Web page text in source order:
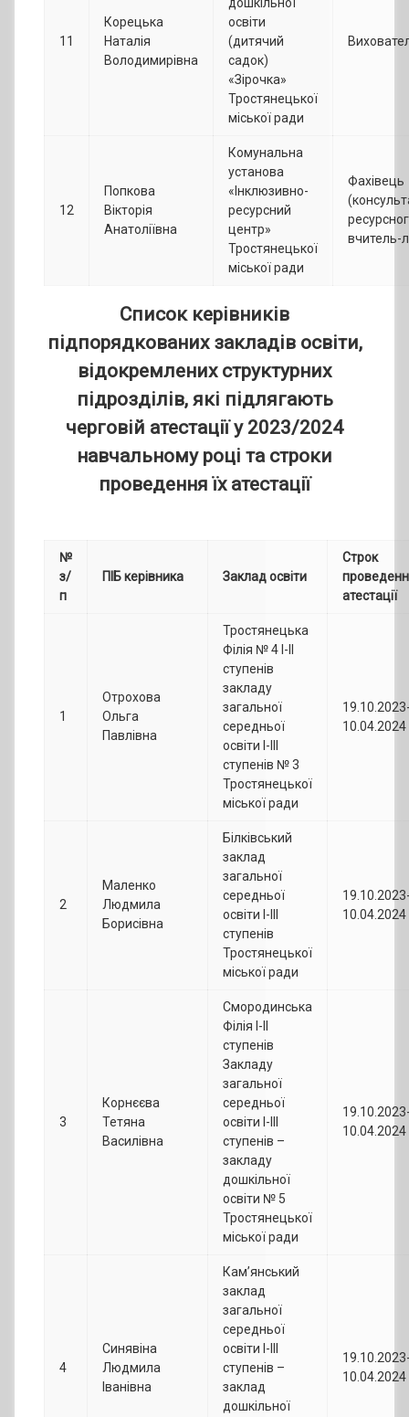
11
Корецька
Наталія
Володимирівна
освіти
(дитячий
садок)
«Зірочка»
Тростянецької
міської ради
12
Попкова
Вікторія
Анатоліївна
Комунальна
установа
«Інклюзивно-
ресурсний
центр»
Тростянецької
міської ради
Фахівець
вчитель-
Списоккерівників
підпорядкованих закладів освіти,
відокремлених структурних
підрозділів, які підлягають
черговій атестації у 2023/2024
навчальному році та строки
проведення їх атестації
№
з/
п
ПІБ керівника Заклад освіти
Строк
атестації
1
Отрохова
Ольга
Павлівна
Тростянецька
Філія № 4 І-ІІ
ступенів
закладу
загальної
середньої
освіти І-ІІІ
ступенів № 3
Тростянецької
міської ради
10.04.2024
2
Маленко
Людмила
Борисівна
Білківський
заклад
загальної
середньої
освіти І-ІІІ
ступенів
Тростянецької
міської ради
10.04.2024
3
Корнєєва
Тетяна
Василівна
Смородинська
Філія І-ІІ
ступенів
Закладу
загальної
середньої
освіти І-ІІІ
ступенів –
закладу
дошкільної
освіти № 5
Тростянецької
міської ради
10.04.2024
4
Синявіна
Людмила
Іванівна
Кам’янський
заклад
загальної
середньої
освіти І-ІІІ
ступенів –
заклад
дошкільної
10.04.2024